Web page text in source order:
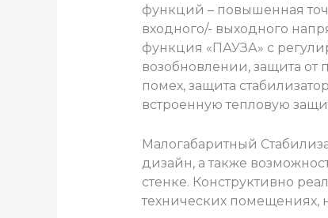
функций – повышенная
входного/- выходного
функция «ПАУЗА» с
возобновлении, защита
помех, защита
встроенную тепловую
Малогабаритный
дизайн, а также
стенке. Конструктивно
технических помещениях,